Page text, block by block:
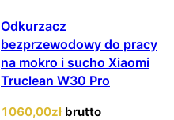
Odkurzacz
bezprzewodowy do pracy
na mokro i sucho Xiaomi
Truclean W30 Pro
1060,00zł brutto